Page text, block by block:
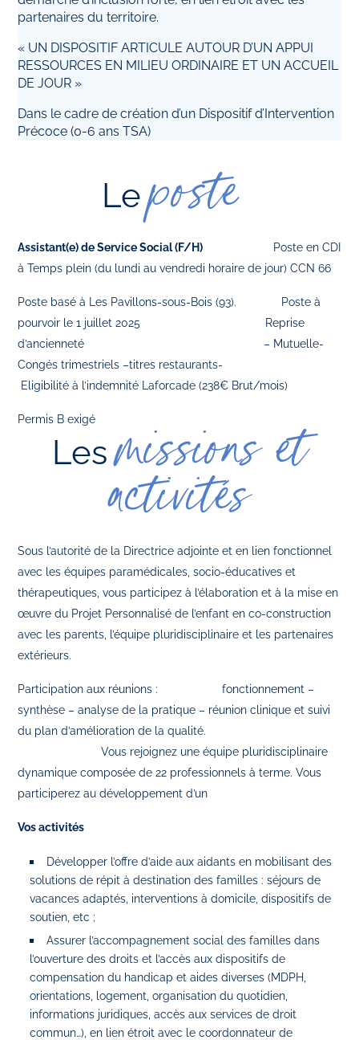
partenaires du territoire.
« UN DISPOSITIF ARTICULE AUTOUR D’UN APPUI
RESSOURCES EN MILIEU ORDINAIRE ET UN ACCUEIL
DE JOUR »
Dans le cadre de création d’un Dispositif d’Intervention
Précoce (0-6 ans TSA)
Leposte
Assistant(e) de Service Social (F/H)
Poste en CDI
à Temps plein (du lundi au vendredi horaire de jour) CCN 66
Poste basé à Les Pavillons-sous-Bois (93). Poste à
pourvoir le 1 juillet 2025 Reprise
d’ancienneté – Mutuelle-
Congés trimestriels –titres restaurants-
Eligibilité à l’indemnité Laforcade (238€ Brut/mois)
Permis B exigé
Lesmissions et
activités
Sous l’autorité de la Directrice adjointe et en lien fonctionnel
avec les équipes paramédicales, socio-éducatives et
thérapeutiques, vous participez à l’élaboration et à la mise en
œuvre du Projet Personnalisé de l’enfant en co-construction
avec les parents, l’équipe pluridisciplinaire et les partenaires
extérieurs.
Participation aux réunions : fonctionnement –
synthèse – analyse de la pratique – réunion clinique et suivi
du plan d’amélioration de la qualité.
Vous rejoignez une équipe pluridisciplinaire
dynamique composée de 22 professionnels à terme. Vous
participerez au développement d’un
Vos activités
Développer l’offre d’aide aux aidants en mobilisant des
solutions de répit à destination des familles : séjours de
vacances adaptés, interventions à domicile, dispositifs de
soutien, etc ;
Assurer l’accompagnement social des familles dans
l’ouverture des droits et l’accès aux dispositifs de
compensation du handicap et aides diverses (MDPH,
orientations, logement, organisation du quotidien,
informations juridiques, accès aux services de droit
commun…), en lien étroit avec le coordonnateur de